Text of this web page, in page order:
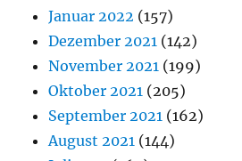
Januar 2022 (157)
Dezember 2021 (142)
November 2021 (199)
Oktober 2021 (205)
September 2021 (162)
August 2021 (144)